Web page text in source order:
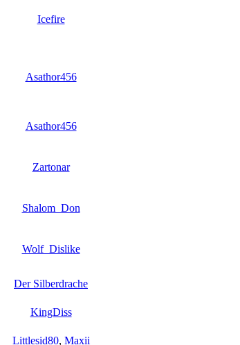
Icefire
Asathor456
Asathor456
Zartonar
Shalom_Don
Wolf_Dislike
Der Silberdrache
KingDiss
Littlesid80, Maxii